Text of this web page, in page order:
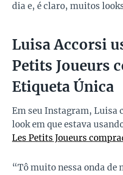
dia e, é claro, muitos
Luisa Accorsi
Petits Joueurs
Etiqueta Única
Em seu Instagram, Luisa
look em que estava
Les Petits Joueurs
“Tô muito nessa onda de